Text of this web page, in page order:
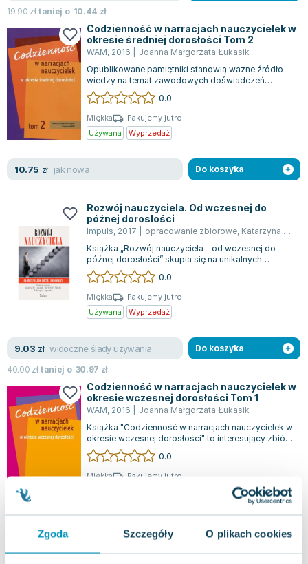
Zgoda Szczegóły O plikach cookies
Joseph Murphy
Jan Sztaudynger
Aleksander Puszkin
Oscar Wilde
Małgorzata Ohme
Maddie Ziegler
Leszek Czarnecki
Joanna Racewicz
Janina Zającówna
Anna Prus (oprac.)
Nela Mała Reporterka
Agnieszka Maciąg
Barbara Wrzesińska
Terry Pratchett
Virginia Woolf
Lorraine Warren
Lucinda Riley
Jacek Walkiewicz
19.90złtaniej o 10.44 zł
Codzienność w narracjach nauczycielek w
okresie średniej dorosłości Tom 2
WAM, 2016
Joanna Małgorzata Łukasik
Opublikowane pamiętniki stanowią ważne źródło
wiedzy na temat zawodowych doświadczeń
nauczycielek, przydatne z perspektywy pedeuto...
0.0
Miękka
Pakujemy jutro
Używana
Wyprzedaż
10.75 zł jak nowa Do koszyka
Rozwój nauczyciela. Od wczesnej do
późnej dorosłości
Impuls, 2017 opracowanie zbiorowe, Katarzyna Jagielska
Książka „Rozwój nauczyciela – od wczesnej do
późnej dorosłości” skupia się na unikalnych
aspektach pracy nauczyciela, podkreślając...
0.0
Miękka
Pakujemy jutro
Używana
Wyprzedaż
9.03 zł widoczne ślady używania
40.00złtaniej o 30.97 zł
Do koszyka
Codzienność w narracjach nauczycielek w
okresie wczesnej dorosłości Tom 1
WAM, 2016
Joanna Małgorzata Łukasik
Książka "Codzienność w narracjach nauczycielek w
okresie wczesnej dorosłości" to interesujący zbiór
tekstów, który wpisuje się w n...
0.0
Miękka
Pakujemy jutro
zł jak nowa Do koszyka